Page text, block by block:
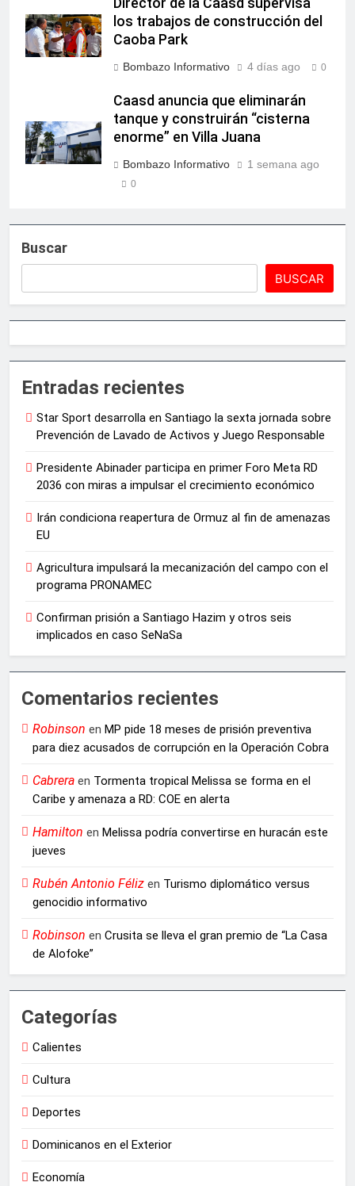
Director de la Caasd supervisa
los trabajos de construcción del
Caoba Park
Bombazo Informativo 4 días ago 0
Caasd anuncia que eliminarán
tanque y construirán “cisterna
enorme” en Villa Juana
Bombazo Informativo 1 semana ago
0
Buscar
BUSCAR
Entradas recientes
Star Sport desarrolla en Santiago la sexta jornada sobre
Prevención de Lavado de Activos y Juego Responsable
Presidente Abinader participa en primer Foro Meta RD
2036 con miras a impulsar el crecimiento económico
Irán condiciona reapertura de Ormuz al fin de amenazas
EU
Agricultura impulsará la mecanización del campo con el
programa PRONAMEC
Confirman prisión a Santiago Hazim y otros seis
implicados en caso SeNaSa
Comentarios recientes
Robinson en MP pide 18 meses de prisión preventiva
para diez acusados de corrupción en la Operación Cobra
Cabrera en Tormenta tropical Melissa se forma en el
Caribe y amenaza a RD: COE en alerta
Hamilton en Melissa podría convertirse en huracán este
jueves
Rubén Antonio Féliz en Turismo diplomático versus
genocidio informativo
Robinson en Crusita se lleva el gran premio de “La Casa
de Alofoke”
Categorías
Calientes
Cultura
Deportes
Dominicanos en el Exterior
Economía